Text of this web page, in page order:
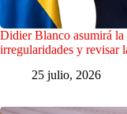
Didier Blanco asumirá
irregularidades y revisar
25 julio, 2026